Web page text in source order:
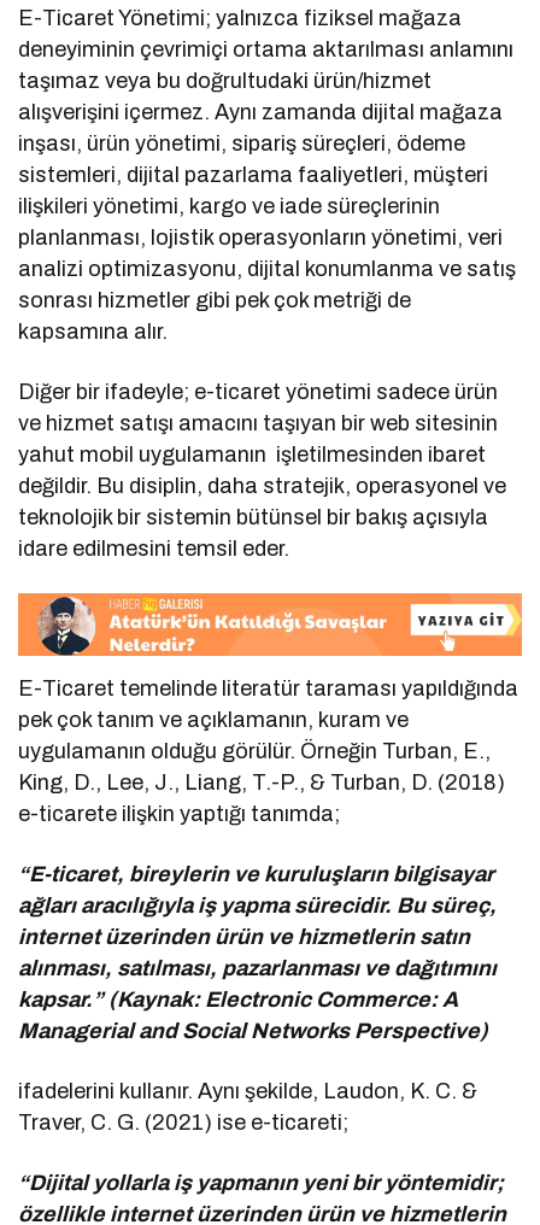
E-Ticaret Yönetimi; yalnızca fiziksel mağaza
deneyiminin çevrimiçi ortama aktarılması anlamını
taşımaz veya bu doğrultudaki ürün/hizmet
alışverişini içermez. Aynı zamanda dijital mağaza
inşası, ürün yönetimi, sipariş süreçleri, ödeme
sistemleri, dijital pazarlama faaliyetleri, müşteri
ilişkileri yönetimi, kargo ve iade süreçlerinin
planlanması, lojistik operasyonların yönetimi, veri
analizi optimizasyonu, dijital konumlanma ve satış
sonrası hizmetler gibi pek çok metriği de
kapsamına alır.
Diğer bir ifadeyle; e-ticaret yönetimi sadece ürün
ve hizmet satışı amacını taşıyan bir web sitesinin
yahut mobil uygulamanın işletilmesinden ibaret
değildir. Bu disiplin, daha stratejik, operasyonel ve
teknolojik bir sistemin bütünsel bir bakış açısıyla
idare edilmesini temsil eder.
E-Ticaret temelinde literatür taraması yapıldığında
pek çok tanım ve açıklamanın, kuram ve
uygulamanın olduğu görülür. Örneğin Turban, E.,
King, D., Lee, J., Liang, T.-P., & Turban, D. (2018)
e-ticarete ilişkin yaptığı tanımda;
“E-ticaret, bireylerin ve kuruluşların bilgisayar
ağları aracılığıyla iş yapma sürecidir. Bu süreç,
internet üzerinden ürün ve hizmetlerin satın
alınması, satılması, pazarlanması ve dağıtımını
kapsar.” (Kaynak: Electronic Commerce: A
Managerial and Social Networks Perspective)
ifadelerini kullanır. Aynı şekilde, Laudon, K. C. &
Traver, C. G. (2021) ise e-ticareti;
“Dijital yollarla iş yapmanın yeni bir yöntemidir;
özellikle internet üzerinden ürün ve hizmetlerin